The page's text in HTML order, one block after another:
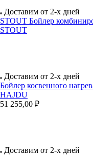
Доставим от 2-х дней
STOUT Бойлер
STOUT
Доставим от 2-х дней
Бойлер косвенного
HAJDU
51 255,00 ₽
Доставим от 2-х дней